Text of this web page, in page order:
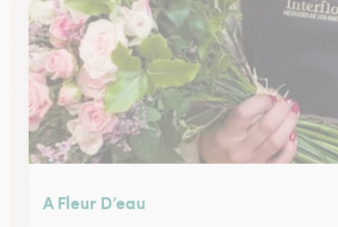
A Fleur D’eau